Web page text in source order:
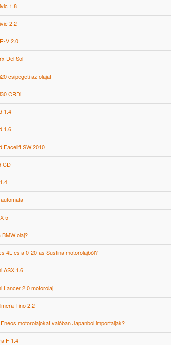
1.8
2.2
V 2.0
Del Sol
csipegeti az olajat
CRDi
1.4
1.6
Facelift SW 2010
CD
5
olaj?
4L-es a 0-20-as Sustina motorolajból?
ASX 1.6
Lancer 2.0 motorolaj
Tino 2.2
motorolajokat valóban Japanbol importaljak?
F 1.4